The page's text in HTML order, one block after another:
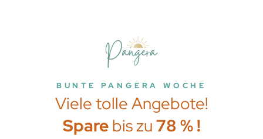
BUNTE PANGERA WOCHE
Viele tolle Angebote!
Sparebis zu78 % !